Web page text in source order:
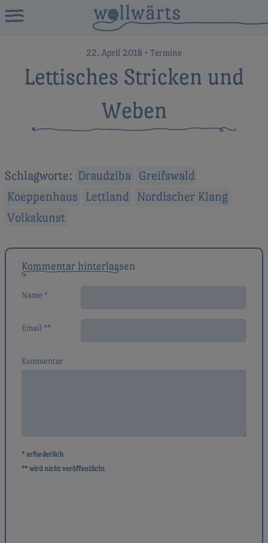
22. April 2018 • Termine
Lettisches Stricken und
Weben
Schlagworte: Draudziba
Greifswald
Koeppenhaus
Lettland
Nordischer Klang
Volkskunst
Beitragsnavigation
Kommentar hinterlassen
Name *
Email **
Kommentar
* erforderlich
** wird nicht veröffentlicht